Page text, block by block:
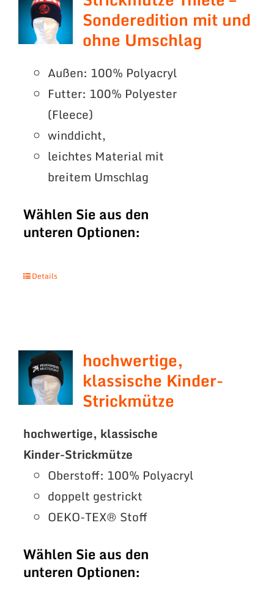
Sonderedition mit und
ohne Umschlag
Außen: 100% Polyacryl
Futter: 100% Polyester
(Fleece)
winddicht,
leichtes Material mit
breitem Umschlag
Wählen Sie aus den
unteren Optionen:
Details
hochwertige,
klassische Kinder-
Strickmütze
hochwertige, klassische
Kinder-Strickmütze
Oberstoff: 100% Polyacryl
doppelt gestrickt
OEKO-TEX® Stoff
Wählen Sie aus den
unteren Optionen: